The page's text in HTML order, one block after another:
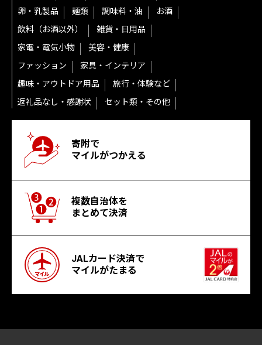
卵・乳製品
麺類 調味料・油
お酒
飲料（お酒以外）
雑貨・日用品
家電・電気小物
美容・健康
ファッション
家具・インテリア
趣味・アウトドア用品
旅行・体験など
返礼品なし・感謝状
セット類・その他
寄附で
マイルがつかえる
複数自治体を
まとめて決済
JALカード決済で
マイルがたまる